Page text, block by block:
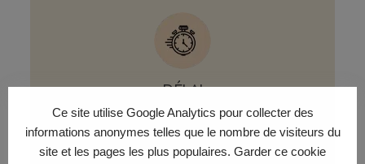
Ce site utilise Google Analytics pour collecter des
informations anonymes telles que le nombre de visiteurs du
site et les pages les plus populaires. Garder ce cookie
DÉLAI
Livraison en 7 jours ouvrés entre
8h et 18h selon la tournée du
livreur.